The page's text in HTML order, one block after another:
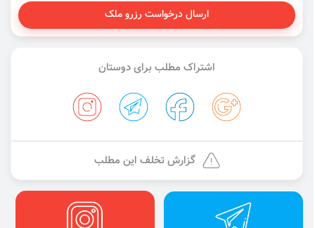
ارسال درخواست رزرو ملک
اشتراک مطلب برای دوستان
گزارش تخلف این مطلب